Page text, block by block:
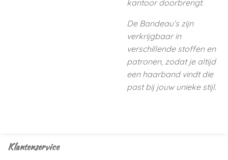
kantoor doorbrengt.
De Bandeau’s zijn
verkrijgbaar in
verschillende stoffen en
patronen, zodat je altijd
een haarband vindt die
past bij jouw unieke stijl.
Klantenservice